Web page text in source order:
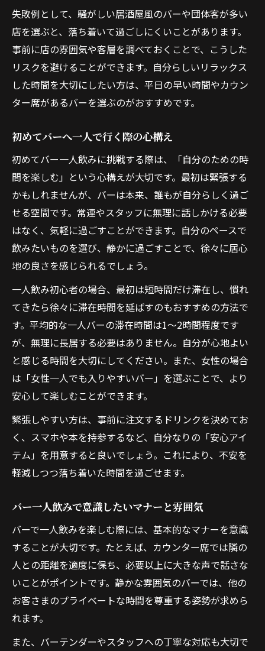
女性がバー一人飲みを快適に過ごすコツ
女性向けバー一人飲みのおすすめ過ごし方
仕事帰りに心を癒すバー一人飲み体験
バー一人飲みで仕事帰りの疲れをリセット
仕事終わりにバー一人で過ごす贅沢な時間
バーで一人飲みを楽しむ夜の自分時間
一人飲みで広がるバー文化の新たな発見
バー一人飲みがもたらす文化的な楽しみ
一人飲みから広がるバーでの交流の機会
バー一人飲みで知る新しい自分との出会い
バー文化を深く味わう一人飲みの魅力
一人でバーを訪れることで得られる発見
失敗例として、騒がしい居酒屋風のバーや団体客が多い
店を選ぶと、落ち着いて過ごしにくいことがあります。
事前に店の雰囲気や客層を調べておくことで、こうした
リスクを避けることができます。自分らしいリラックス
した時間を大切にしたい方は、平日の早い時間やカウン
ター席があるバーを選ぶのがおすすめです。
初めてバーへ一人で行く際の心構え
初めてバー一人飲みに挑戦する際は、「自分のための時
間を楽しむ」という心構えが大切です。最初は緊張する
かもしれませんが、バーは本来、誰もが自分らしく過ご
せる空間です。常連やスタッフに無理に話しかける必要
はなく、気軽に過ごすことができます。自分のペースで
飲みたいものを選び、静かに過ごすことで、徐々に居心
地の良さを感じられるでしょう。
一人飲み初心者の場合、最初は短時間だけ滞在し、慣れ
てきたら徐々に滞在時間を延ばすのもおすすめの方法で
す。平均的な一人バーの滞在時間は1〜2時間程度です
が、無理に長居する必要はありません。自分が心地よい
と感じる時間を大切にしてください。また、女性の場合
は「女性一人でも入りやすいバー」を選ぶことで、より
安心して楽しむことができます。
緊張しやすい方は、事前に注文するドリンクを決めてお
く、スマホや本を持参するなど、自分なりの「安心アイ
テム」を用意すると良いでしょう。これにより、不安を
軽減しつつ落ち着いた時間を過ごせます。
バー一人飲みで意識したいマナーと雰囲気
バーで一人飲みを楽しむ際には、基本的なマナーを意識
することが大切です。たとえば、カウンター席では隣の
人との距離を適度に保ち、必要以上に大きな声で話さな
いことがポイントです。静かな雰囲気のバーでは、他の
お客さまのプライベートな時間を尊重する姿勢が求めら
れます。
また、バーテンダーやスタッフへの丁寧な対応も大切で